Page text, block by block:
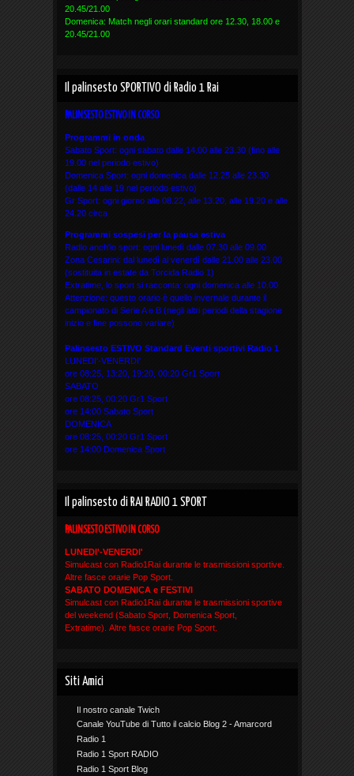
20.45/21.00
Domenica: Match negli orari standard ore 12.30, 18.00 e
20.45/21.00
Il palinsesto SPORTIVO di Radio 1 Rai
PALINSESTO ESTIVO IN CORSO
Programmi in onda
Sabato Sport: ogni sabato dalle 14.00 alle 23.30 (fino alle
19.00 nel periodo estivo)
Domenica Sport: ogni domenica dalle 12.25 alle 23.30
(dalle 14 alle 19 nel periodo estivo)
Gr Sport: ogni giorno alle 08.22, alle 13.20, alle 19.20 e alle
24.20 circa
Programmi sospesi per la pausa estiva
Radio anch'io sport: ogni lunedì dalle 07.30 alle 09.00
Zona Cesarini: dal lunedì al venerdì dalle 21.00 alle 23.00
(sostituita in estate da Torcida Radio 1)
Extratime, lo sport si racconta: ogni domenica alle 10.00
Attenzione: questo orario è quello invernale durante il
campionato di Serie A e B (negli altri periodi della stagione
inizio e fine possono variare)
Palinsesto ESTIVO Standard Eventi sportivi Radio 1
LUNEDI'-VENERDI'
ore 08:25, 13:20, 19:20, 00:20 Gr1 Sport
SABATO
ore 08:25, 00:20 Gr1 Sport
ore 14:00 Sabato Sport
DOMENICA
ore 08:25, 00:20 Gr1 Sport
ore 14:00 Domenica Sport
Il palinsesto di RAI RADIO 1 SPORT
PALINSESTO ESTIVO IN CORSO
LUNEDI'-VENERDI'
Simulcast con Radio1Rai durante le trasmissioni sportive.
Altre fasce orarie Pop Sport.
SABATO DOMENICA e FESTIVI
Simulcast con Radio1Rai durante le trasmissioni sportive
del weekend (Sabato Sport, Domenica Sport,
Extratime). Altre fasce orarie Pop Sport.
Siti Amici
Il nostro canale Twich
Canale YouTube di Tutto il calcio Blog 2 - Amarcord
Radio 1
Radio 1 Sport RADIO
Radio 1 Sport Blog